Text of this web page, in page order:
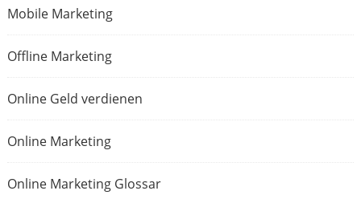
Mobile Marketing
Offline Marketing
Online Geld verdienen
Online Marketing
Online Marketing Glossar